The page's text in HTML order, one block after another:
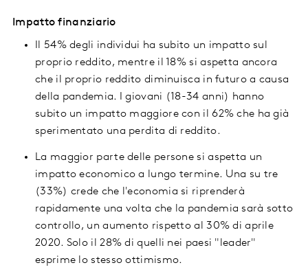
Impatto finanziario
Il 54% degli individui ha subito un impatto sul
proprio reddito, mentre il 18% si aspetta ancora
che il proprio reddito diminuisca in futuro a causa
della pandemia. I giovani (18-34 anni) hanno
subito un impatto maggiore con il 62% che ha già
sperimentato una perdita di reddito.
La maggior parte delle persone si aspetta un
impatto economico a lungo termine. Una su tre
(33%) crede che l'economia si riprenderà
rapidamente una volta che la pandemia sarà sotto
controllo, un aumento rispetto al 30% di aprile
2020. Solo il 28% di quelli nei paesi "leader"
esprime lo stesso ottimismo.